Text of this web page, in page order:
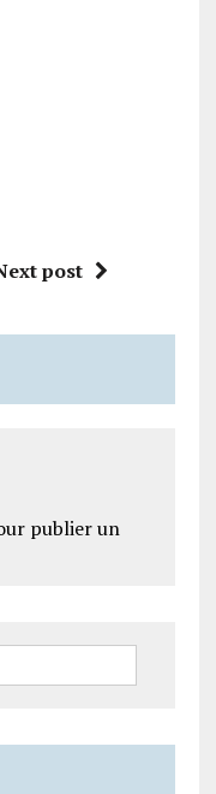
post
publier un